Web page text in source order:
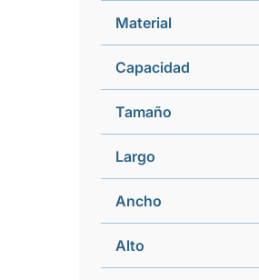
Material
Capacidad
Tamaño
Largo
Ancho
Alto